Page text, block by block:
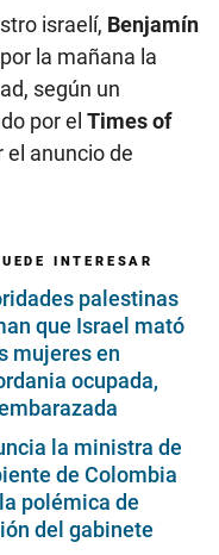
israelí, Benjamín
la mañana la
según un
por el Times of
el anuncio de
INTERESAR
palestinas
que Israel mató
mujeres en
ocupada,
la ministra de
de Colombia
polémica de
del gabinete